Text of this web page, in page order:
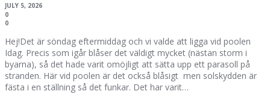
JULY 5, 2026
0
0
Hej!Det är söndag eftermiddag och vi valde att ligga vid poolen
Idag. Precis som igår blåser det väldigt mycket (nästan storm i
byarna), så det hade varit omöjligt att sätta upp ett parasoll på
stranden. Här vid poolen är det också blåsigt men solskydden är
fästa i en ställning så det funkar. Det har varit…